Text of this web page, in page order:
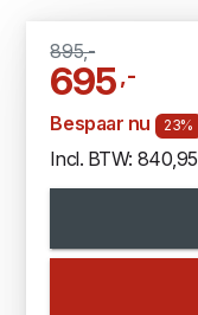
895,-
695,-
Bespaar nu 23%
Incl. BTW: 840,95